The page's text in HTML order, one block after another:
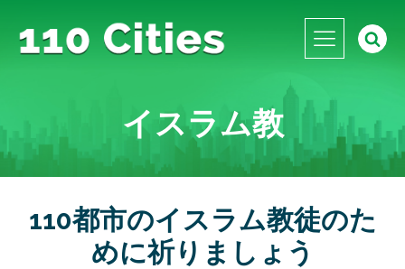
イスラム教
110都市のイスラム教徒のた
めに祈りましょう